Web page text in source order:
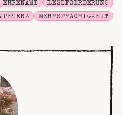
EHRENAMT LESEFOERDERUNG
MEHRSPRACHIGKEIT